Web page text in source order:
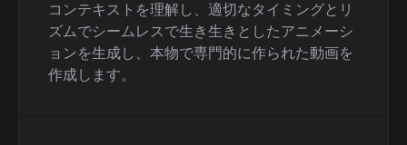
コンテキストを理解し、適切なタイミングとリ
ズムでシームレスで生き生きとしたアニメーシ
ョンを生成し、本物で専門的に作られた動画を
作成します。